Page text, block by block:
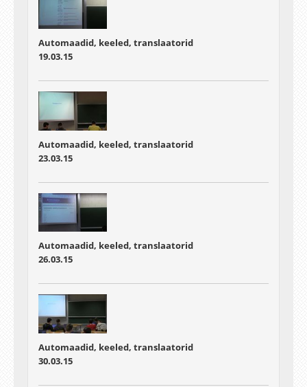
Automaadid, keeled, translaatorid
19.03.15
Automaadid, keeled, translaatorid
23.03.15
Automaadid, keeled, translaatorid
26.03.15
Automaadid, keeled, translaatorid
30.03.15